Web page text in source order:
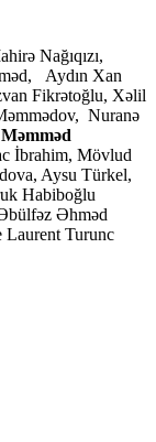
Nağıqızı,
Aydın Xan
Fikrətoğlu, Xəlil
Nuranə
Məmməd
İbrahim, Mövlud
Aysu Türkel,
Habiboğlu
Əhməd
Turunc